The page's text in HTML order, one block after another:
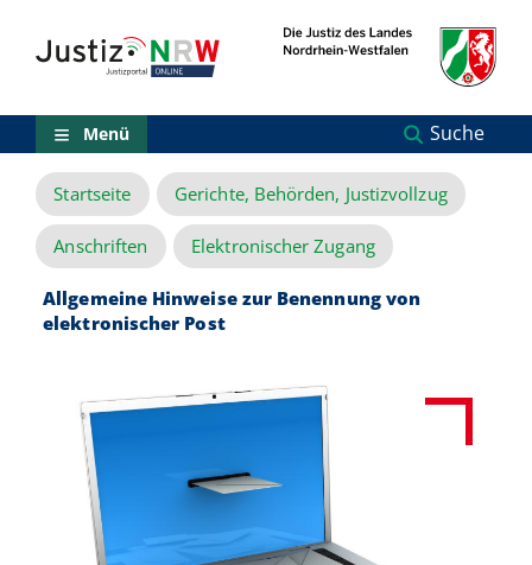
Inhalt
(Sprungmarken)
Menü
Zur
Suche
Zur
NRW-
Entscheidungssuche
Zur
Hauptnavigation
Zum
ausgewählten
Links
einzelnen
Seiten
Menü Suche
Startseite Gerichte, Behörden, Justizvollzug
Anschriften Elektronischer Zugang
Allgemeine Hinweise zur Benennung von
elektronischer Post